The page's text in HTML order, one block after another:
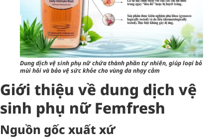
Dung dịch vệ sinh phụ nữ chứa thành phần tự nhiên, giúp loại bỏ
mùi hôi và bảo vệ sức khỏe cho vùng da nhạy cảm
Giới thiệu về dung dịch vệ
sinh phụ nữ Femfresh
Nguồn gốc xuất xứ